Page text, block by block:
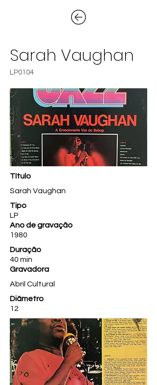
Sarah Vaughan
LP0104
Título
Sarah Vaughan
Tipo
LP
Ano de gravação
1980
Duração
40 min
Gravadora
Abril Cultural
Diâmetro
12